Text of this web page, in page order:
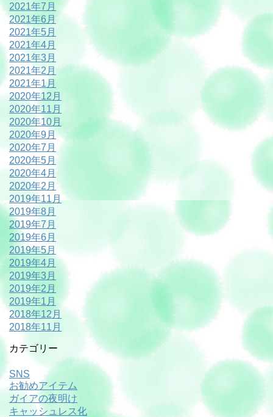
2021年7月
2021年6月
2021年5月
2021年4月
2021年3月
2021年2月
2021年1月
2020年12月
2020年11月
2020年10月
2020年9月
2020年7月
2020年5月
2020年4月
2020年2月
2019年11月
2019年8月
2019年7月
2019年6月
2019年5月
2019年4月
2019年3月
2019年2月
2019年1月
2018年12月
2018年11月
カテゴリー
SNS
お勧めアイテム
ガイアの夜明け
キャッシュレス化